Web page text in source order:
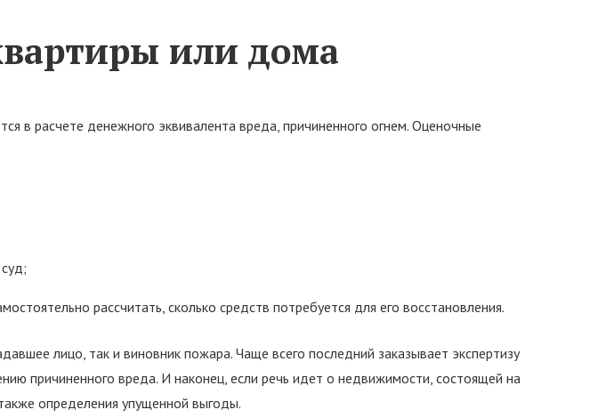
или дома
в расчете денежного эквивалента вреда, причиненного огнем. Оценочные
рассчитать, сколько средств потребуется для его восстановления.
лицо, так и виновник пожара. Чаще всего последний заказывает экспертизу
причиненного вреда. И наконец, если речь идет о недвижимости, состоящей на
определения упущенной выгоды.